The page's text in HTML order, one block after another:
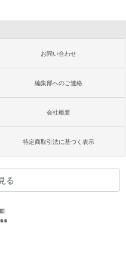
お問い合わせ
編集部へのご連絡
会社概要
特定商取引法に基づく表示
る